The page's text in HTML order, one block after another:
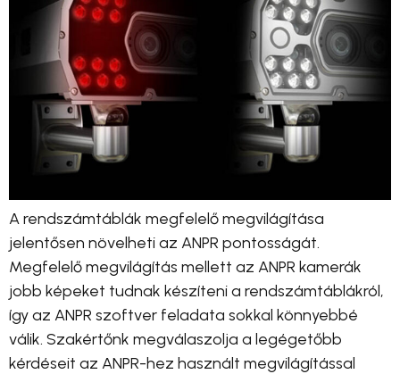
A rendszámtáblák megfelelő megvilágítása
jelentősen növelheti az ANPR pontosságát.
Megfelelő megvilágítás mellett az ANPR kamerák
jobb képeket tudnak készíteni a rendszámtáblákról,
így az ANPR szoftver feladata sokkal könnyebbé
válik. Szakértőnk megválaszolja a legégetőbb
kérdéseit az ANPR-hez használt megvilágítással